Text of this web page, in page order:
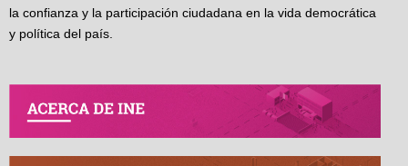
la confianza y la participación ciudadana en la vida democrática
y política del país.